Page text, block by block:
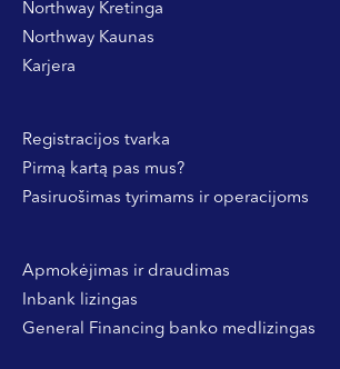
Northway Kretinga
Northway Kaunas
Karjera
Registracijos tvarka
Pirmą kartą pas mus?
Pasiruošimas tyrimams ir operacijoms
Apmokėjimas ir draudimas
Inbank lizingas
General Financing banko medlizingas